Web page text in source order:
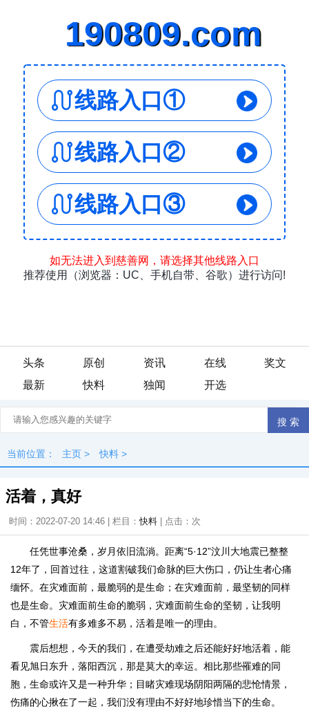
头条 原创 资讯 在线
奖文
最新
快料 独闻 开选
当前位置： 主页 > 快料 >
活着，真好
时间：2022-07-20 14:46 | 栏目：快料 | 点击： 次
任凭世事沧桑，岁月依旧流淌。距离“5·12”汶川大地震已整整
12年了，回首过往，这道割破我们命脉的巨大伤口，仍让生者心痛
缅怀。在灾难面前，最脆弱的是生命；在灾难面前，最坚韧的同样
也是生命。灾难面前生命的脆弱，灾难面前生命的坚韧，让我明
白，不管生活有多难多不易，活着是唯一的理由。
震后想想，今天的我们，在遭受劫难之后还能好好地活着，能
看见旭日东升，落阳西沉，那是莫大的幸运。相比那些罹难的同
胞，生命或许又是一种升华；目睹灾难现场阴阳两隔的悲怆情景，
伤痛的心揪在了一起，我们没有理由不好好地珍惜当下的生命。